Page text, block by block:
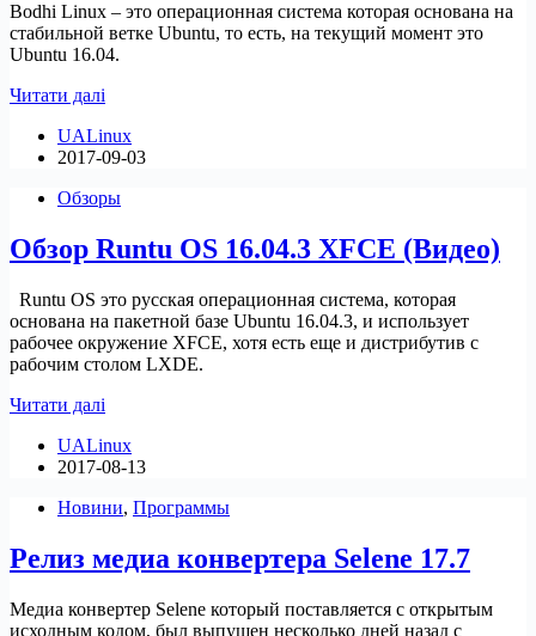
Bodhi Linux – это операционная система которая основана на
стабильной ветке Ubuntu, то есть, на текущий момент это
Ubuntu 16.04.
Читати далі
Linux
4.3.1(Видео)
UALinux
2017-09-03
Обзоры
Обзор Runtu OS 16.04.3 XFCE (Видео)
Runtu OS это русская операционная система, которая
основана на пакетной базе Ubuntu 16.04.3, и использует
рабочее окружение XFCE, хотя есть еще и дистрибутив с
рабочим столом LXDE.
Читати далі
OS
16.04.3
(Видео)
UALinux
2017-08-13
Новини, Программы
Релиз медиа конвертера Selene 17.7
Медиа конвертер Selene который поставляется с открытым
исходным кодом, был выпущен несколько дней назад с